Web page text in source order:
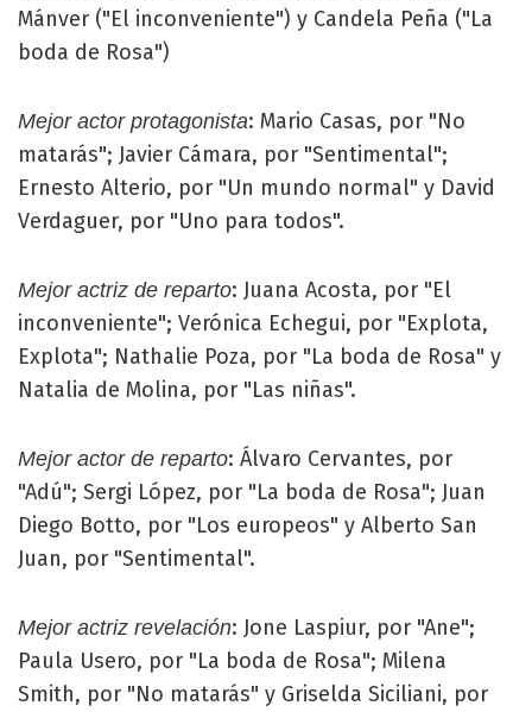
Mánver ("El inconveniente") y Candela Peña ("La
boda de Rosa")
Mejor actor protagonista: Mario Casas, por "No
matarás"; Javier Cámara, por "Sentimental";
Ernesto Alterio, por "Un mundo normal" y David
Verdaguer, por "Uno para todos".
Mejor actriz de reparto: Juana Acosta, por "El
inconveniente"; Verónica Echegui, por "Explota,
Explota"; Nathalie Poza, por "La boda de Rosa" y
Natalia de Molina, por "Las niñas".
Mejor actor de reparto: Álvaro Cervantes, por
"Adú"; Sergi López, por "La boda de Rosa"; Juan
Diego Botto, por "Los europeos" y Alberto San
Juan, por "Sentimental".
Mejor actriz revelación: Jone Laspiur, por "Ane";
Paula Usero, por "La boda de Rosa"; Milena
Smith, por "No matarás" y Griselda Siciliani, por